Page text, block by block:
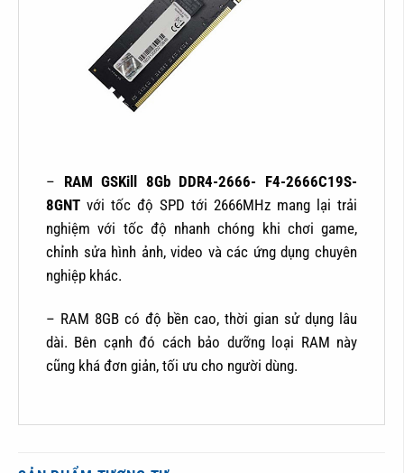
– RAM GSKill 8Gb DDR4-2666- F4-2666C19S-
8GNT với tốc độ SPD tới 2666MHz mang lại trải
nghiệm với tốc độ nhanh chóng khi chơi game,
chỉnh sửa hình ảnh, video và các ứng dụng chuyên
nghiệp khác.
– RAM 8GB có độ bền cao, thời gian sử dụng lâu
dài. Bên cạnh đó cách bảo dưỡng loại RAM này
cũng khá đơn giản, tối ưu cho người dùng.